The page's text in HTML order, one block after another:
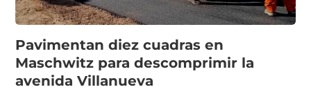
Pavimentan diez cuadras en
Maschwitz para descomprimir la
avenida Villanueva